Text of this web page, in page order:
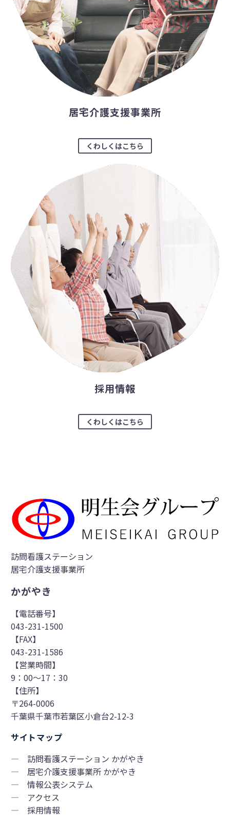
居宅介護支援事業所
くわしくはこちら
採用情報
くわしくはこちら
訪問看護ステーション
居宅介護支援事業所
かがやき
【電話番号】
043-231-1500
【FAX】
043-231-1586
【営業時間】
9：00～17：30
【住所】
〒264-0006
千葉県千葉市若葉区小倉台2-12-3
サイトマップ
― 訪問看護ステーション かがやき
― 居宅介護支援事業所 かがやき
― 情報公表システム
― アクセス
― 採用情報